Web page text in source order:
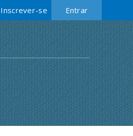
Entrar
Inscrever-se